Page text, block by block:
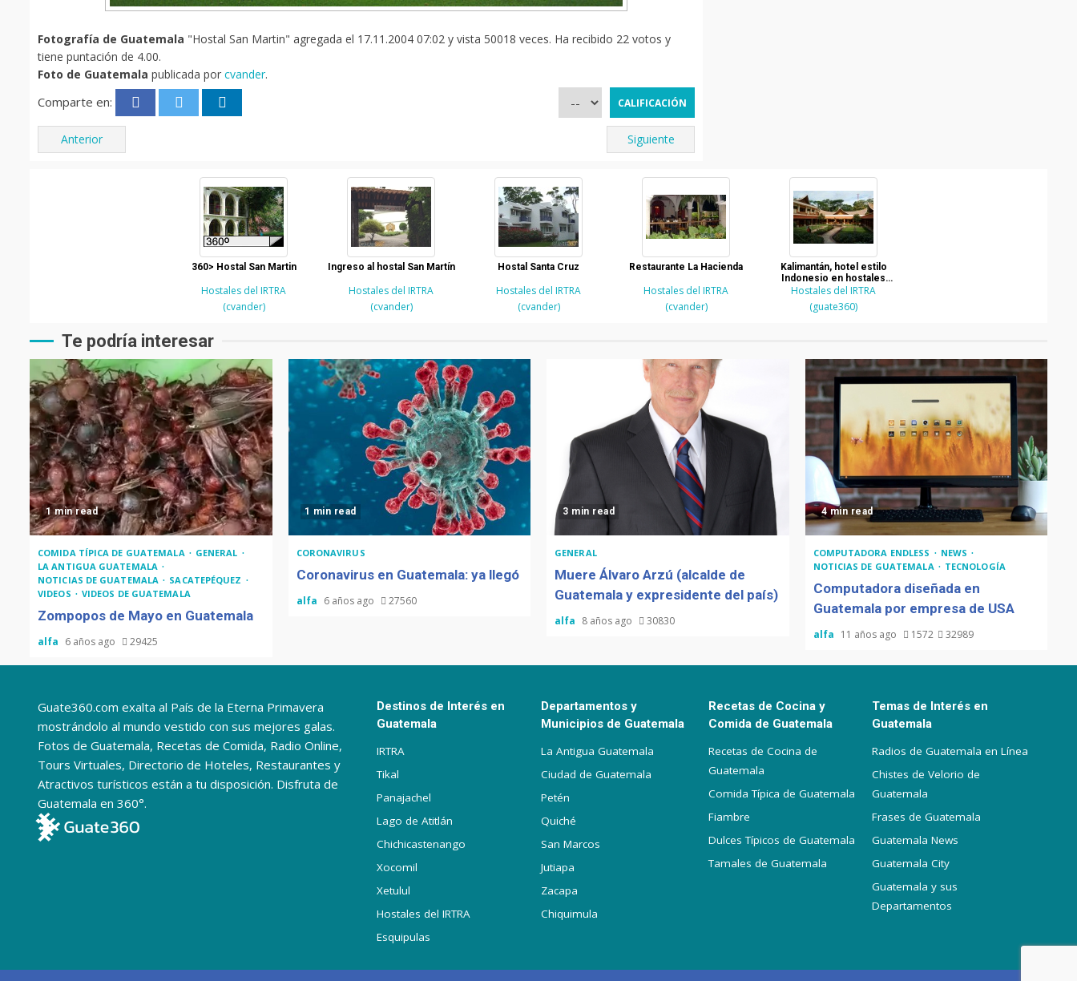
Fotografía de Guatemala "Hostal San Martin" agregada el 17.11.2004 07:02 y vista 50018 veces. Ha recibido 22 votos y
tiene puntación de 4.00.
Foto de Guatemala publicada por cvander.
Comparte en:
Anterior Siguiente
360> Hostal San Martin
Hostales del IRTRA
(cvander)
Ingreso al hostal San Martín
Hostales del IRTRA
(cvander)
Hostal Santa Cruz
Hostales del IRTRA
(cvander)
Restaurante La Hacienda
Hostales del IRTRA
(cvander)
Kalimantán, hotel estilo
Indonesio en hostales
Palajunoj
Hostales del IRTRA
(guate360)
Te podría interesar
1 min read
COMIDA TÍPICA DE GUATEMALA
GENERAL
LA ANTIGUA GUATEMALA
NOTICIAS DE GUATEMALA
SACATEPÉQUEZ
VIDEOS
VIDEOS DE GUATEMALA
Zompopos de Mayo en Guatemala
alfa 6 años ago 29425
1 min read
CORONAVIRUS
Coronavirus en Guatemala: ya llegó
alfa 6 años ago 27560
3 min read
GENERAL
Muere Álvaro Arzú (alcalde de
Guatemala y expresidente del país)
alfa 8 años ago 30830
4 min read
COMPUTADORA ENDLESS
NEWS
NOTICIAS DE GUATEMALA
TECNOLOGÍA
Computadora diseñada en
Guatemala por empresa de USA
alfa 11 años ago 1572 32989
Guate360.com exalta al País de la Eterna Primavera
mostrándolo al mundo vestido con sus mejores galas.
Fotos de Guatemala, Recetas de Comida, Radio Online,
Tours Virtuales, Directorio de Hoteles, Restaurantes y
Atractivos turísticos están a tu disposición. Disfruta de
Guatemala en 360°.
Destinos de Interés en
Guatemala
IRTRA
Tikal
Panajachel
Lago de Atitlán
Chichicastenango
Xocomil
Xetulul
Hostales del IRTRA
Esquipulas
Departamentos y
Municipios de Guatemala
La Antigua Guatemala
Ciudad de Guatemala
Petén
Quiché
San Marcos
Jutiapa
Zacapa
Chiquimula
Recetas de Cocina y
Comida de Guatemala
Recetas de Cocina de
Guatemala
Comida Típica de Guatemala
Fiambre
Dulces Típicos de Guatemala
Tamales de Guatemala
Temas de Interés en
Guatemala
Radios de Guatemala en Línea
Chistes de Velorio de
Guatemala
Frases de Guatemala
Guatemala News
Guatemala City
Guatemala y sus
Departamentos